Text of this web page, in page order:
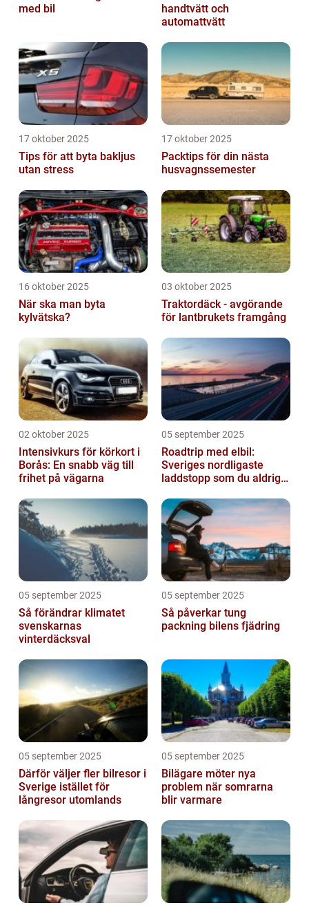
med bil
handtvätt och
automattvätt
17 oktober 2025
Tips för att byta bakljus
utan stress
17 oktober 2025
Packtips för din nästa
husvagnssemester
16 oktober 2025
När ska man byta
kylvätska?
03 oktober 2025
Traktordäck - avgörande
för lantbrukets framgång
02 oktober 2025
Intensivkurs för körkort i
Borås: En snabb väg till
frihet på vägarna
05 september 2025
Roadtrip med elbil:
Sveriges nordligaste
laddstopp som du aldrig
05 september 2025
Så förändrar klimatet
svenskarnas
vinterdäcksval
05 september 2025
Så påverkar tung
packning bilens fjädring
05 september 2025
Därför väljer fler bilresor i
Sverige istället för
långresor utomlands
05 september 2025
Bilägare möter nya
problem när somrarna
blir varmare